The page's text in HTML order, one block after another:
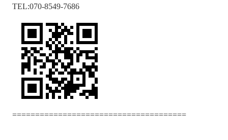
TEL:070-8549-7686
======================================